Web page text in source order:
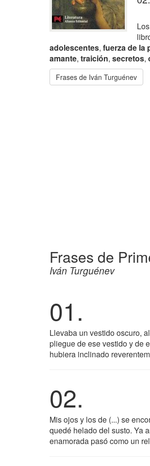
adolescentes, fuerza de la
amante, traición, secretos,
Frases de Iván Turguénev
Frases de
Iván Turguénev
01.
Llevaba un vestido oscuro,
pliegue de ese vestido y de
hubiera inclinado
02.
Mis ojos y los de (...) se
quedé helado del susto. Ya
enamorada pasó como un